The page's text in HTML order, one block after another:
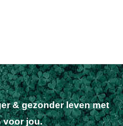
& gezonder leven met
voor jou.